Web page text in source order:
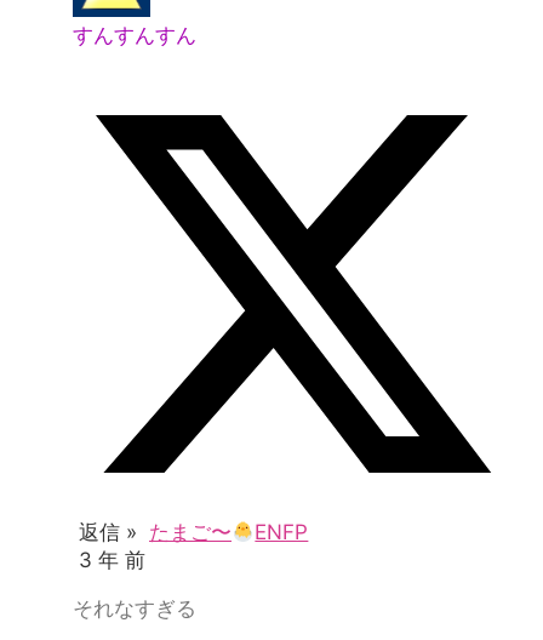
すんすんすん
返信 » たまご〜
ENFP
3 年 前
それなすぎる